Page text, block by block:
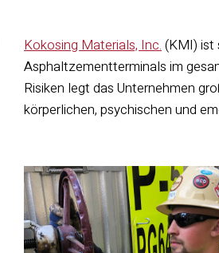
Kokosing Materials, Inc.(KMI) ist
Asphaltzementterminals im
Risiken legt das Unternehmen
körperlichen, psychischen und